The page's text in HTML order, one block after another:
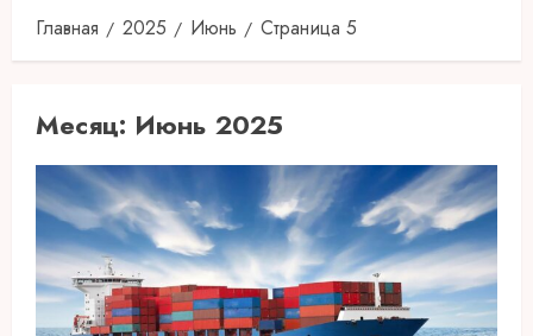
Главная 2025 Июнь Страница 5
Месяц: Июнь 2025